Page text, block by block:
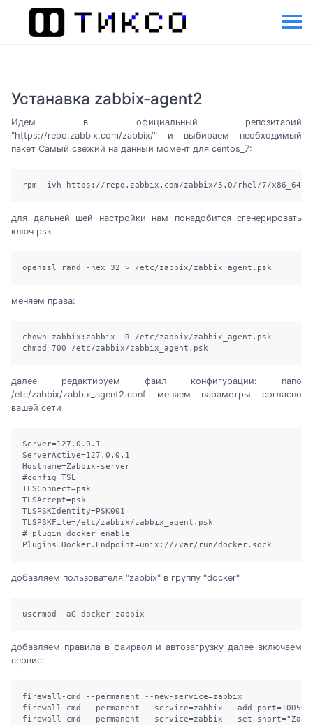
Устанавка zabbix-agent2
Идем в официальный репозитарий
"https://repo.zabbix.com/zabbix/" и выбираем необходимый
пакет Cамый свежий на данный момент для centos_7:
rpm -ivh https://repo.zabbix.com/zabbix/5.0/rhel/7/x86_64/
для дальней шей настройки нам понадобится сгенерировать
ключ psk
openssl rand -hex 32 > /etc/zabbix/zabbix_agent.psk
меняем права:
chown zabbix:zabbix -R /etc/zabbix/zabbix_agent.psk
chmod 700 /etc/zabbix/zabbix_agent.psk
далее редактируем фаил конфигурации: nano
/etc/zabbix/zabbix_agent2.conf меняем параметры согласно
вашей сети
Server=127.0.0.1
ServerActive=127.0.0.1
Hostname=Zabbix-server
#config TSL
TLSConnect=psk
TLSAccept=psk
TLSPSKIdentity=PSK001
TLSPSKFile=/etc/zabbix/zabbix_agent.psk
# plugin docker enable
Plugins.Docker.Endpoint=unix:///var/run/docker.sock
добавляем пользователя "zabbix" в группу "docker"
usermod -aG docker zabbix
добавляем правила в фаирвол и автозагрузку далее включаем
сервис:
firewall-cmd --permanent --new-service=zabbix
firewall-cmd --permanent --service=zabbix --add-port=10050/
firewall-cmd --permanent --service=zabbix --set-